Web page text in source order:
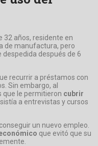
32 años, residente en
de manufactura, pero
después de 6
recurrir a préstamos con
Sin embargo, al
que le permitieron cubrir
a entrevistas y cursos
un nuevo empleo.
que evitó que su